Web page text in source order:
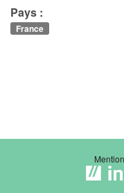
Pays :
France